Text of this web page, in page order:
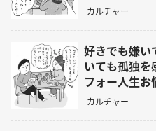
カルチャー
好きでも嫌
いても孤独を
フォー人生お
カルチャー